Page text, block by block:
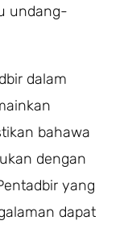
undang-
dalam
bahawa
dengan
yang
dapat